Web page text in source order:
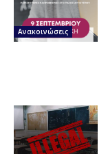
Ανακοινώσεις